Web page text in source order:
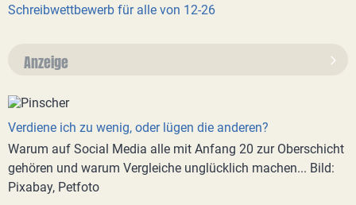
Schreibwettbewerb für alle von 12-26
Anzeige
Verdiene ich zu wenig, oder lügen die anderen?
Warum auf Social Media alle mit Anfang 20 zur Oberschicht
gehören und warum Vergleiche unglücklich machen... Bild:
Pixabay, Petfoto